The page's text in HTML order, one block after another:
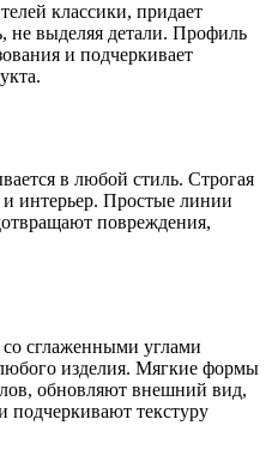
классики, придает
не выделяя детали. Профиль
и подчеркивает
в любой стиль. Строгая
интерьер. Простые линии
повреждения,
сглаженными углами
изделия. Мягкие формы
обновляют внешний вид,
подчеркивают текстуру